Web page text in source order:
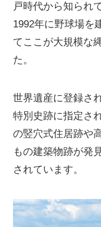
戸時代から知られ
1992年に野球場を
てここが大規模な
た。
世界遺産に登録さ
特別史跡に指定さ
の竪穴式住居跡や
もの建築物跡が発
されています。